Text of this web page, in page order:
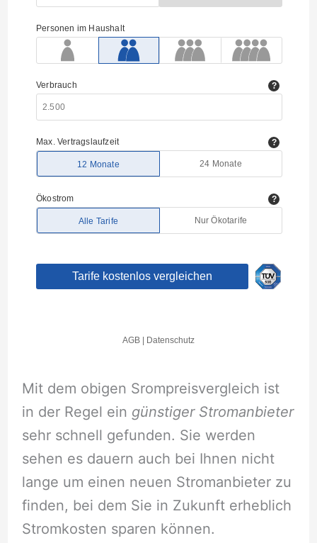
Mit dem obigen Srompreisvergleich ist
in der Regel ein günstiger Stromanbieter
sehr schnell gefunden. Sie werden
sehen es dauern auch bei Ihnen nicht
lange um einen neuen Stromanbieter zu
finden, bei dem Sie in Zukunft erheblich
Stromkosten sparen können.